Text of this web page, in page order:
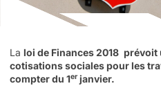
La loi de Finances 2018 prévoit
cotisations sociales pour les
compter du 1er janvier.